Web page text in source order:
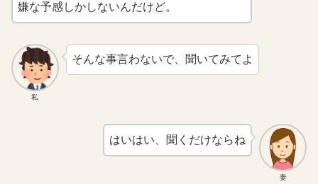
嫌な予感しかしないんだけど。
私
そんな事言わないで、聞いてみてよ
妻
はいはい、聞くだけならね